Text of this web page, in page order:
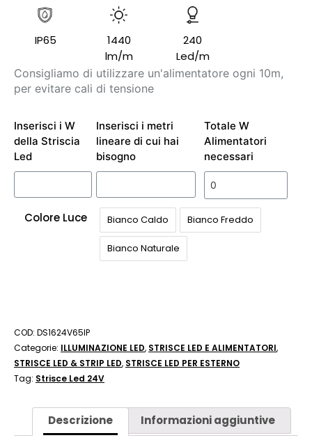
IP65
1440
lm/m
240
Led/m
Consigliamo di utilizzare un'alimentatore ogni 10m,
per evitare cali di tensione
Inserisci i W
della Striscia
Led
Inserisci i metri
lineare di cui hai
bisogno
Totale W
Alimentatori
necessari
Colore Luce Bianco Caldo Bianco Freddo
Bianco Naturale
COD: DS1624V65IP
Categorie: ILLUMINAZIONE LED, STRISCE LED E ALIMENTATORI,
STRISCE LED & STRIP LED, STRISCE LED PER ESTERNO
Tag: Strisce Led 24V
Descrizione Informazioni aggiuntive